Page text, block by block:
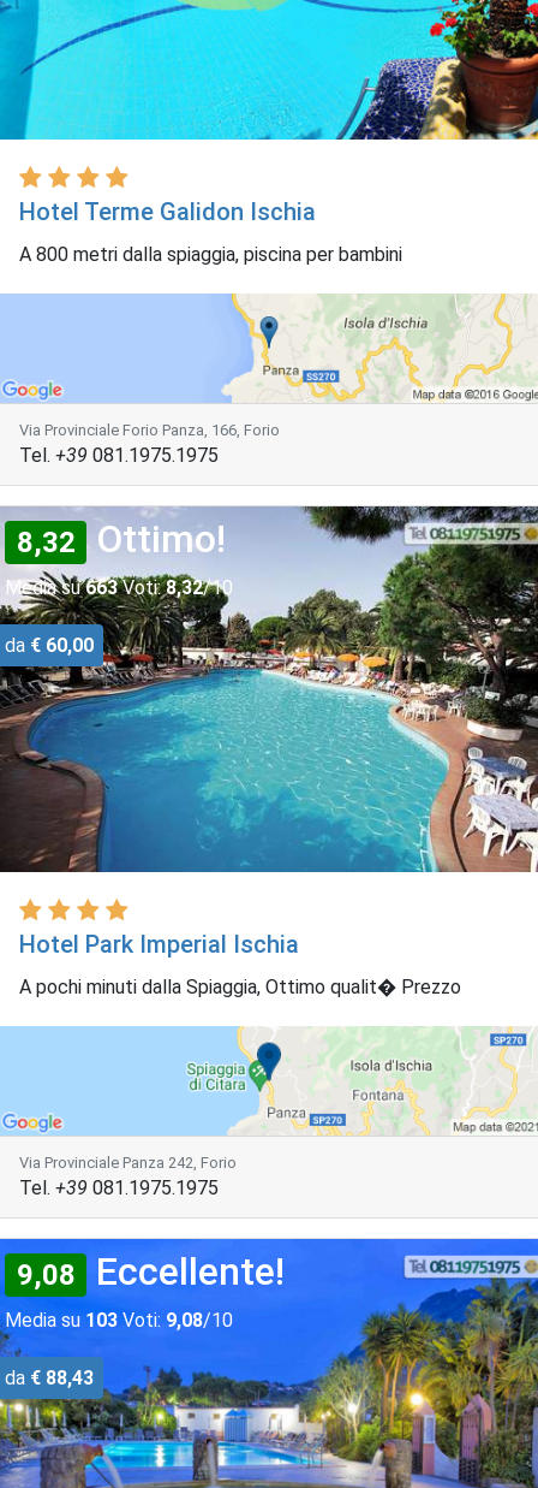
Hotel Terme Galidon Ischia
A 800 metri dalla spiaggia, piscina per bambini
Via Provinciale Forio Panza, 166, Forio
Tel. +39 081.1975.1975
8,32 Ottimo!
Media su663Voti: 8,32/10
da € 60,00
Hotel Park Imperial Ischia
A pochi minuti dalla Spiaggia, Ottimo qualit� Prezzo
Via Provinciale Panza 242, Forio
Tel. +39 081.1975.1975
9,08 Eccellente!
Media su 103 Voti: 9,08/10
da € 88,43